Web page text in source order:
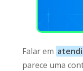
Falar em
parece uma